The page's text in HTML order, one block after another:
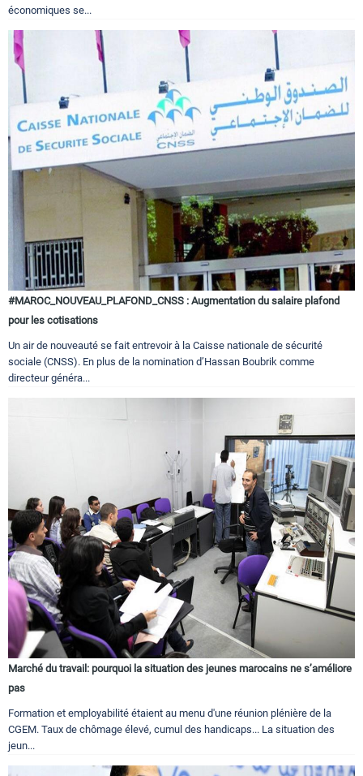
économiques se...
#MAROC_NOUVEAU_PLAFOND_CNSS : Augmentation du salaire plafond
pour les cotisations
Un air de nouveauté se fait entrevoir à la Caisse nationale de sécurité
sociale (CNSS). En plus de la nomination d’Hassan Boubrik comme
directeur généra...
Marché du travail: pourquoi la situation des jeunes marocains ne s’améliore
pas
Formation et employabilité étaient au menu d'une réunion plénière de la
CGEM. Taux de chômage élevé, cumul des handicaps... La situation des
jeun...